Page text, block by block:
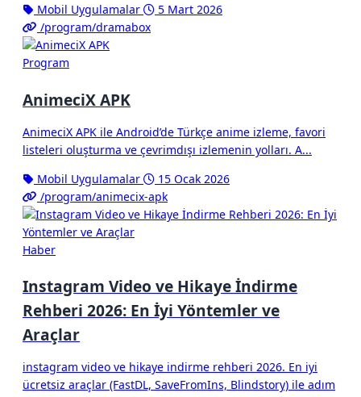
Mobil Uygulamalar
5 Mart 2026
/program/dramabox
Program
AnimeciX APK
AnimeciX APK ile Android’de Türkçe anime izleme, favori
listeleri oluşturma ve çevrimdışı izlemenin yolları. A...
Mobil Uygulamalar
15 Ocak 2026
/program/animecix-apk
Haber
Instagram Video ve Hikaye İndirme
Rehberi 2026: En İyi Yöntemler ve
Araçlar
instagram video ve hikaye indirme rehberi 2026. En iyi
ücretsiz araçlar (FastDL, SaveFromIns, Blindstory) ile adım